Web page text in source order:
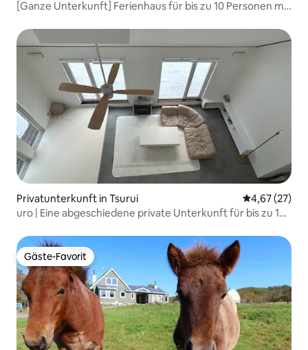
[Ganze Unterkunft] Ferienhaus für bis zu 10 Personen mit
Fluss
Privatunterkunft in Tsurui
4,67 (27)
uro | Eine abgeschiedene private Unterkunft für bis zu 10
ausbreitet
Gäste-Favorit
Gäste-Favorit